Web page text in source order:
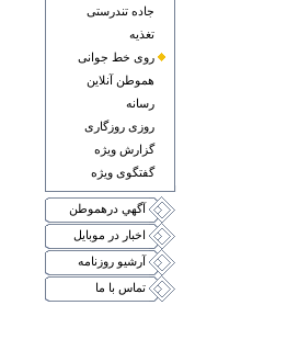
جاده تندرستی
تغذيه
روی خط جوانی
هموطن آنلاين
رسانه
روزی روزگاری
گزارش ويژه
گفتگوی ويژه
آگهي درهموطن
اخبار در موبايل
آرشيو روزنامه
تماس با ما